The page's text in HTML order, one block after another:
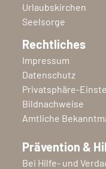
Urlaubskirchen
Seelsorge
Rechtliches
Impressum
Datenschutz
Privatsphäre-
Bildnachweise
Amtliche
Prävention &
Bei Hilfe- und